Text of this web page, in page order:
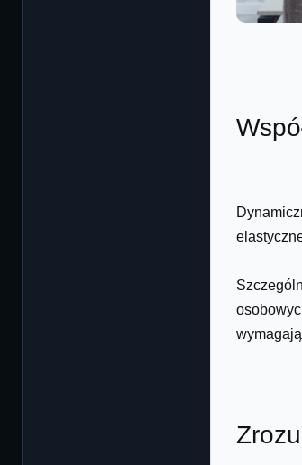
wymagają